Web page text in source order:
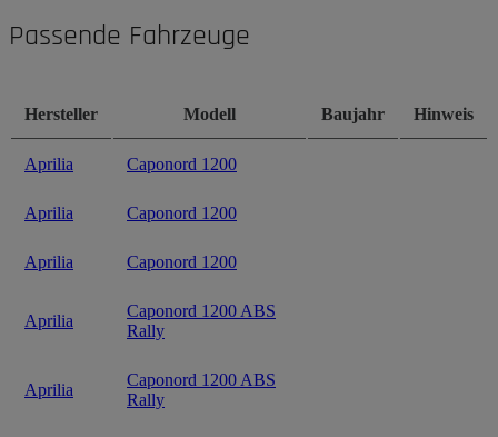
Passende Fahrzeuge
Hersteller Modell Baujahr Hinweis
Aprilia Caponord 1200
Aprilia Caponord 1200
Aprilia Caponord 1200
Aprilia
Caponord 1200 ABS
Rally
Aprilia
Caponord 1200 ABS
Rally